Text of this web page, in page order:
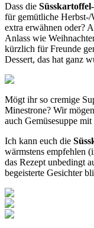
Dass die
für gemütliche Herbst-/
extra erwähnen oder?
Anlass wie
kürzlich für Freunde
Dessert, das hat ganz
Mögt ihr so cremige
Minestrone? Wir
auch Gemüsesuppe
Ich kann euch die
wärmstens empfehlen
das Rezept unbedingt
begeisterte Gesichter